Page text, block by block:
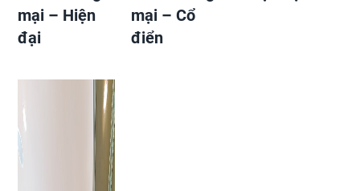
mại – Hiện
đại
mại – Cổ
điển